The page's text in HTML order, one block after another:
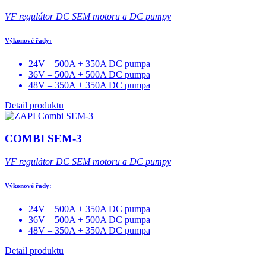
VF regulátor DC SEM motoru a DC pumpy
Výkonové řady:
24V – 500A + 350A DC pumpa
36V – 500A + 500A DC pumpa
48V – 350A + 350A DC pumpa
Detail produktu
COMBI SEM-3
VF regulátor DC SEM motoru a DC pumpy
Výkonové řady:
24V – 500A + 350A DC pumpa
36V – 500A + 500A DC pumpa
48V – 350A + 350A DC pumpa
Detail produktu